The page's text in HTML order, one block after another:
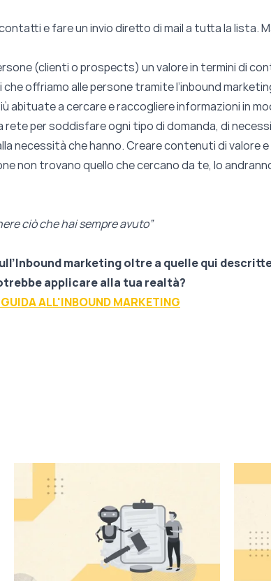
e fare un invio diretto di mail a tutta la lista.
(clienti o prospects) un valore in termini di
offriamo alle persone tramite l’inbound
abituate a cercare e raccogliere informazioni in
per soddisfare ogni tipo di domanda, di
necessità che hanno. Creare contenuti di valore e
non trovano quello che cercano da te, lo
ciò che hai sempre avuto”
marketing oltre a quelle qui
applicare alla tua realtà?
ALL'INBOUND MARKETING